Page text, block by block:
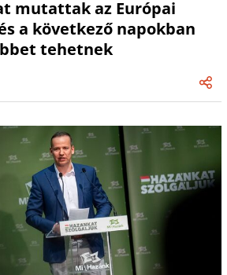
mutattak az Európai
a következő napokban
tehetnek